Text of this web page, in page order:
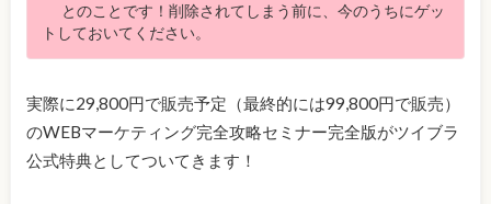
とのことです！削除されてしまう前に、今のうちにゲッ
トしておいてください。
実際に29,800円で販売予定（最終的には99,800円で販売）
のWEBマーケティング完全攻略セミナー完全版がツイブラ
公式特典としてついてきます！